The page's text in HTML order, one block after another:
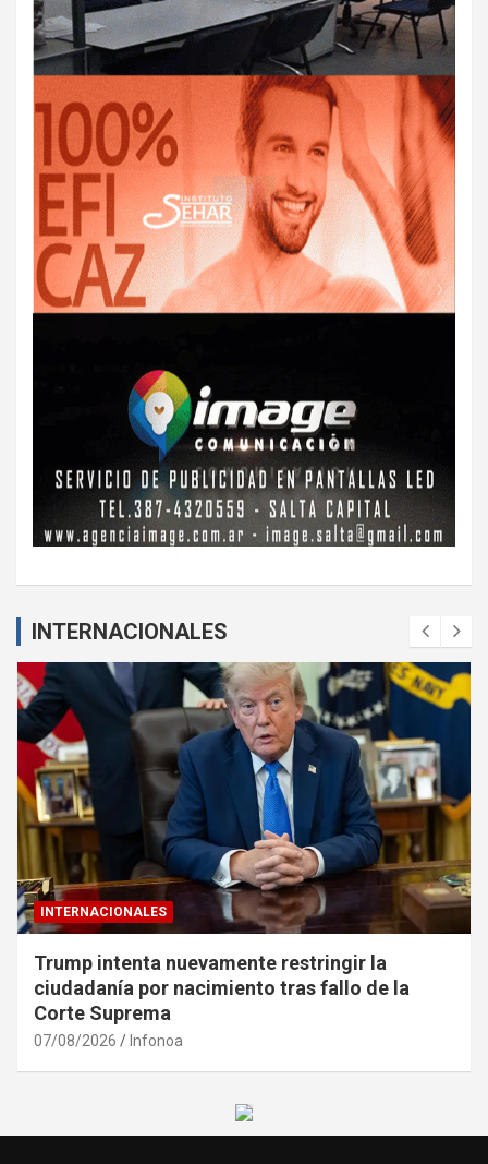
INTERNACIONALES
INTERNACIONALES
Trump intenta nuevamente restringir la
ciudadanía por nacimiento tras fallo de la
Corte Suprema
07/08/2026 Infonoa